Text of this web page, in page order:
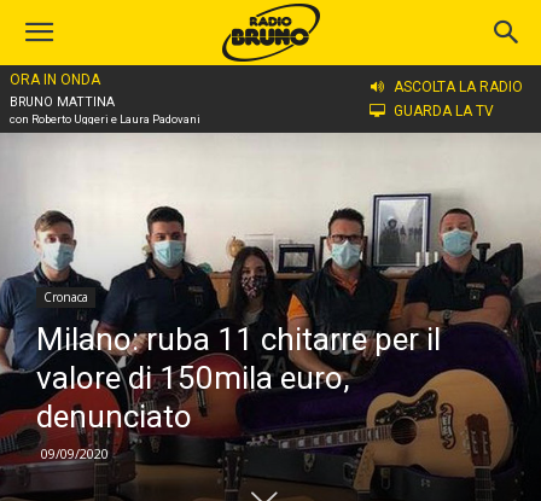
ORA IN ONDA
BRUNO MATTINA
con Roberto Uggeri e Laura Padovani
ASCOLTA LA RADIO
GUARDA LA TV
Home
Cronaca
Milano: ruba 11 chitarre per il
valore di 150mila euro,
denunciato
09/09/2020